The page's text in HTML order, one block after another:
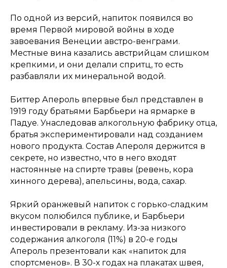
По одной из версий, напиток появился во
время Первой мировой войны в ходе
завоевания Венеции австро-венграми.
Местные вина казались австрийцам слишком
крепкими, и они делали спритц, то есть
разбавляли их минеральной водой.
Биттер Апероль впервые был представлен в
1919 году братьями Барбьери на ярмарке в
Падуе. Унаследовав алкогольную фабрику отца,
братья экспериментировали над созданием
нового продукта. Состав Апероля держится в
секрете, но известно, что в него входят
настоянные на спирте травы (ревень, кора
хинного дерева), апельсины, вода, сахар.
Яркий оранжевый напиток с горько-сладким
вкусом полюбился публике, и Барбьери
инвестировали в рекламу. Из-за низкого
содержания алкоголя (11%) в 20-е годы
Апероль презентовали как «напиток для
спортсменов». В 30-х годах на плакатах швея,